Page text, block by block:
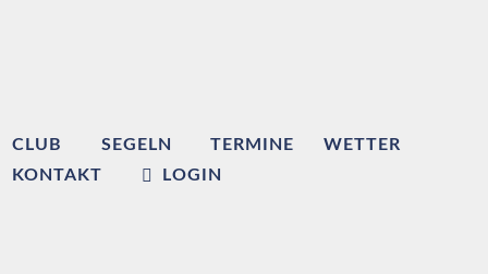
CLUB SEGELN TERMINE
WETTER
KONTAKT
LOGIN